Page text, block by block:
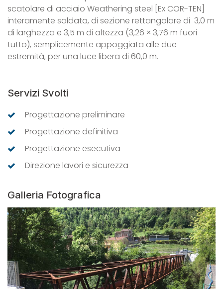
scatolare di acciaio Weathering steel [Ex COR-TEN]
interamente saldata, di sezione rettangolare di 3,0 m
di larghezza e 3,5 m di altezza (3,26 × 3,76 m fuori
tutto), semplicemente appoggiata alle due
estremità, per una luce libera di 60,0 m.
Servizi Svolti
Progettazione preliminare
Progettazione definitiva
Progettazione esecutiva
Direzione lavori e sicurezza
Galleria Fotografica